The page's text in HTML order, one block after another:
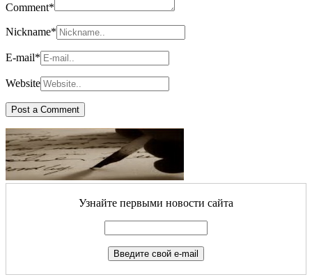
Comment*
Nickname*
E-mail*
Website
Узнайте первыми новости сайта